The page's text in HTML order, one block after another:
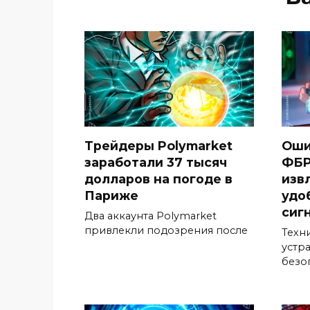
Трейдеры Polymarket
заработали 37 тысяч
долларов на погоде в
Париже
Два аккаунта Polymarket
привлекли подозрения после